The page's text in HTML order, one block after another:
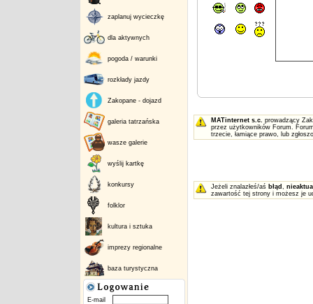
zaplanuj wycieczkę
dla aktywnych
pogoda / warunki
rozkłady jazdy
Zakopane - dojazd
galeria tatrzańska
wasze galerie
wyślij kartkę
konkursy
folklor
kultura i sztuka
imprezy regionalne
baza turystyczna
E-mail
MATinternet s.c. prowadzący
przez użytkowników Forum.
trzecie, łamiące prawo, lub
Jeżeli znalazłeś/aś błąd ,
zawartość tej strony i możesz je